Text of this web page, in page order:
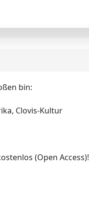
bin:
Clovis-Kultur
(Open Access)!